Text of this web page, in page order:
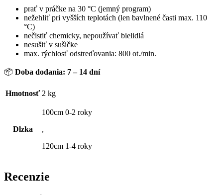
prať v práčke na 30 °C (jemný program)
nežehliť pri vyšších teplotách (len bavlnené časti max. 110
°C)
nečistiť chemicky, nepoužívať bielidlá
nesušiť v sušičke
max. rýchlosť odstreďovania: 800 ot./min.
📦 Doba dodania: 7 – 14 dní
Hmotnosť 2 kg
Dlzka
100cm 0-2 roky
,
120cm 1-4 roky
Recenzie